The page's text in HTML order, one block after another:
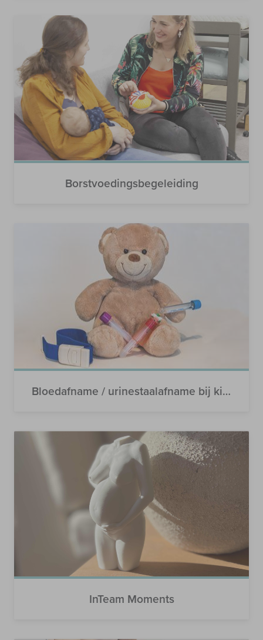
Borstvoedingsbegeleiding
Bloedafname / urinestaalafname bij kinderen
InTeam Moments